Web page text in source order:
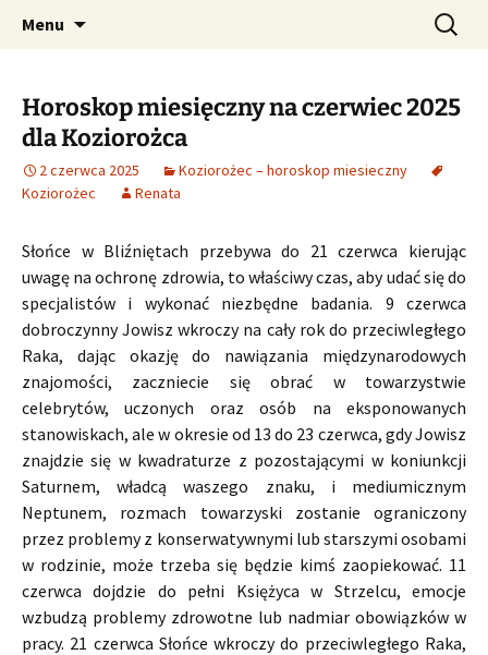
CzaroMarowy horoskop
dzienny, miesięczny i
tygodniowy
Profesjonalne przepowiednie astrologiczne
Menu Szukaj:
Horoskop miesięczny na czerwiec 2025
dla Koziorożca
2 czerwca 2025
Koziorożec – horoskop miesieczny
Koziorożec
Renata
Słońce w Bliźniętach przebywa do 21 czerwca kierując
uwagę na ochronę zdrowia, to właściwy czas, aby udać się do
specjalistów i wykonać niezbędne badania. 9 czerwca
dobroczynny Jowisz wkroczy na cały rok do przeciwległego
Raka, dając okazję do nawiązania międzynarodowych
znajomości, zaczniecie się obrać w towarzystwie
celebrytów, uczonych oraz osób na eksponowanych
stanowiskach, ale w okresie od 13 do 23 czerwca, gdy Jowisz
znajdzie się w kwadraturze z pozostającymi w koniunkcji
Saturnem, władcą waszego znaku, i mediumicznym
Neptunem, rozmach towarzyski zostanie ograniczony
przez problemy z konserwatywnymi lub starszymi osobami
w rodzinie, może trzeba się będzie kimś zaopiekować. 11
czerwca dojdzie do pełni Księżyca w Strzelcu, emocje
wzbudzą problemy zdrowotne lub nadmiar obowiązków w
pracy. 21 czerwca Słońce wkroczy do przeciwległego Raka,